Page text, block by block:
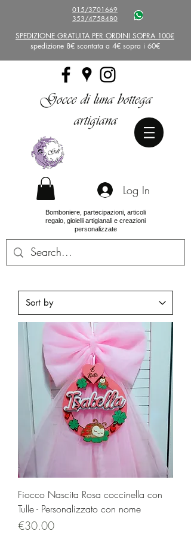
015/3701669
353/4758480
SPEDIZIONE GRATUITA PER ORDINI SOPRA 100€
spedizione 8€ scontata a 4€ sopra i 60€
Gocce di luna bottega
artigiana
Log In
Bomboniere, partecipazioni, articoli
regalo, gioielli artigianali e creazioni
personalizzate
Fiocco Nascita Rosa coccinella con
Tulle - Personalizzato con nome
Price
€30.00